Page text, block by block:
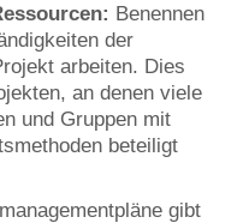
Benennen
der
arbeiten. Dies
an denen viele
und Gruppen mit
beteiligt
gibt